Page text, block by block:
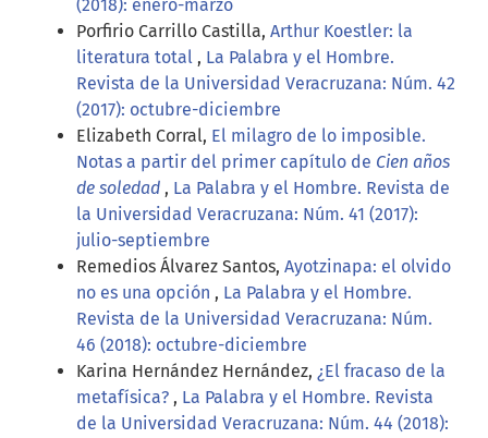
(2018): enero-marzo
Porfirio Carrillo Castilla, Arthur Koestler: la
literatura total , La Palabra y el Hombre.
Revista de la Universidad Veracruzana: Núm. 42
(2017): octubre-diciembre
Elizabeth Corral, El milagro de lo imposible.
Notas a partir del primer capítulo de Cien años
de soledad , La Palabra y el Hombre. Revista de
la Universidad Veracruzana: Núm. 41 (2017):
julio-septiembre
Remedios Álvarez Santos, Ayotzinapa: el olvido
no es una opción , La Palabra y el Hombre.
Revista de la Universidad Veracruzana: Núm.
46 (2018): octubre-diciembre
Karina Hernández Hernández, ¿El fracaso de la
metafísica? , La Palabra y el Hombre. Revista
de la Universidad Veracruzana: Núm. 44 (2018):